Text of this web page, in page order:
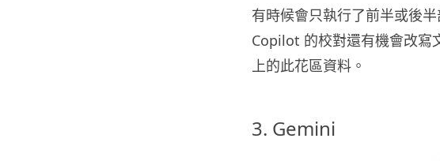
有時候會只執行了前半或後
Copilot 的校對還有機會改寫
上的此花區資料。
3. Gemini